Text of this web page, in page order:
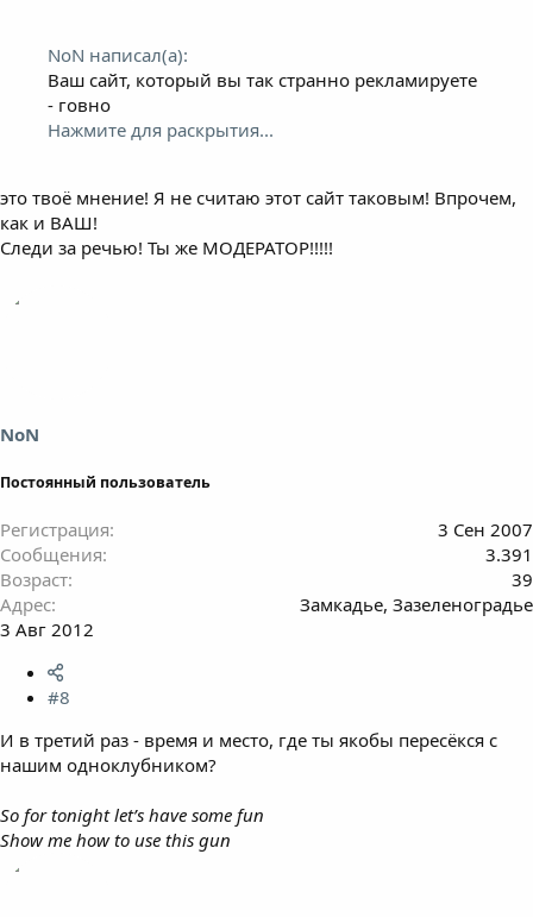
NoN написал(а):
Ваш сайт, который вы так странно рекламируете
- говно
Нажмите для раскрытия...
это твоё мнение! Я не считаю этот сайт таковым! Впрочем,
как и ВАШ!
Следи за речью! Ты же МОДЕРАТОР!!!!!
NoN
Постоянный пользователь
Регистрация
3 Сен 2007
Сообщения
3.391
Возраст
39
Адрес
Замкадье, Зазеленоградье
3 Авг 2012
#8
И в третий раз - время и место, где ты якобы пересёкся с
нашим одноклубником?
So for tonight let’s have some fun
Show me how to use this gun